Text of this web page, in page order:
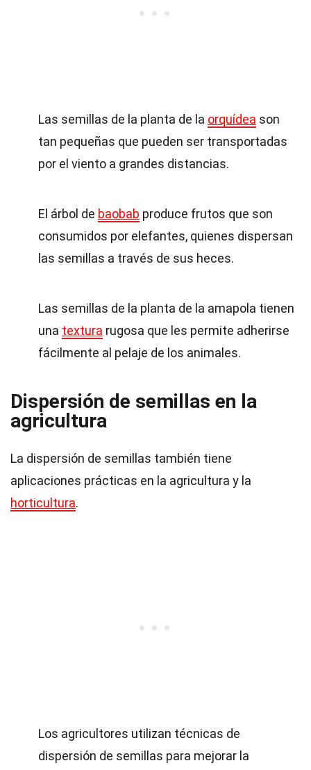
Las semillas de la planta de la orquídea son
tan pequeñas que pueden ser transportadas
por el viento a grandes distancias.
El árbol de baobab produce frutos que son
consumidos por elefantes, quienes dispersan
las semillas a través de sus heces.
Las semillas de la planta de la amapola tienen
una textura rugosa que les permite adherirse
fácilmente al pelaje de los animales.
Dispersión de semillas en la
agricultura
La dispersión de semillas también tiene
aplicaciones prácticas en la agricultura y la
horticultura.
Los agricultores utilizan técnicas de
dispersión de semillas para mejorar la